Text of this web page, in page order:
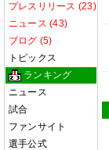
プレスリリース (23)
ニュース (43)
ブログ (5)
トピックス
ランキング
ニュース
試合
ファンサイト
選手公式